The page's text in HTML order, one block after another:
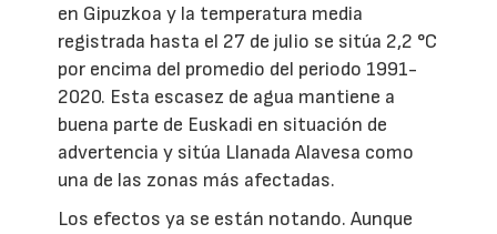
en Gipuzkoa y la temperatura media
registrada hasta el 27 de julio se sitúa 2,2 °C
por encima del promedio del periodo 1991-
2020. Esta escasez de agua mantiene a
buena parte de Euskadi en situación de
advertencia y sitúa Llanada Alavesa como
una de las zonas más afectadas.
Los efectos ya se están notando. Aunque